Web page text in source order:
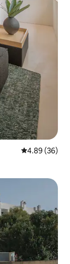
レビュー36
4.89 (36)